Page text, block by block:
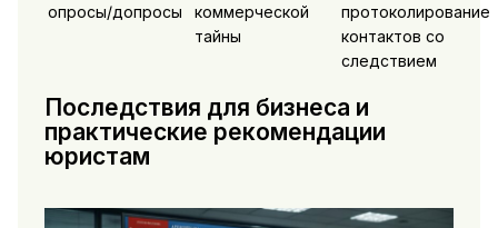
опросы/допросы
коммерческой
тайны
протоколирование
контактов со
следствием
Последствия для бизнеса и
практические рекомендации
юристам